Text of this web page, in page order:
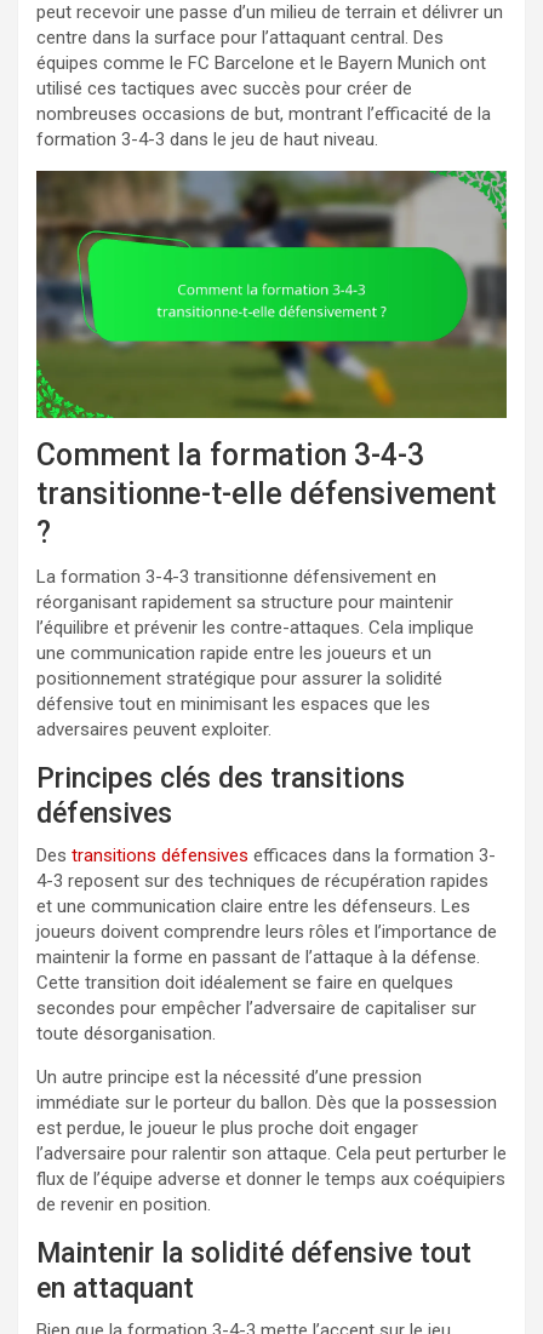
peut recevoir une passe d’un milieu de terrain et délivrer un
centre dans la surface pour l’attaquant central. Des
équipes comme le FC Barcelone et le Bayern Munich ont
utilisé ces tactiques avec succès pour créer de
nombreuses occasions de but, montrant l’efficacité de la
formation 3-4-3 dans le jeu de haut niveau.
Comment la formation 3-4-3
transitionne-t-elle défensivement
?
La formation 3-4-3 transitionne défensivement en
réorganisant rapidement sa structure pour maintenir
l’équilibre et prévenir les contre-attaques. Cela implique
une communication rapide entre les joueurs et un
positionnement stratégique pour assurer la solidité
défensive tout en minimisant les espaces que les
adversaires peuvent exploiter.
Principes clés des transitions
défensives
Des transitions défensives efficaces dans la formation 3-
4-3 reposent sur des techniques de récupération rapides
et une communication claire entre les défenseurs. Les
joueurs doivent comprendre leurs rôles et l’importance de
maintenir la forme en passant de l’attaque à la défense.
Cette transition doit idéalement se faire en quelques
secondes pour empêcher l’adversaire de capitaliser sur
toute désorganisation.
Un autre principe est la nécessité d’une pression
immédiate sur le porteur du ballon. Dès que la possession
est perdue, le joueur le plus proche doit engager
l’adversaire pour ralentir son attaque. Cela peut perturber le
flux de l’équipe adverse et donner le temps aux coéquipiers
de revenir en position.
Maintenir la solidité défensive tout
en attaquant